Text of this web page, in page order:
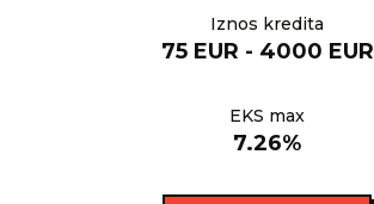
Iznos kredita
75 EUR - 4000 EUR
EKS max
7.26%